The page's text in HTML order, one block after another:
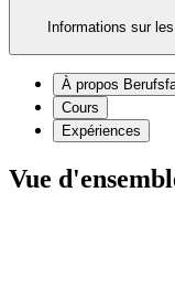
Informations sur
À propos
Cours
Expériences
Vue